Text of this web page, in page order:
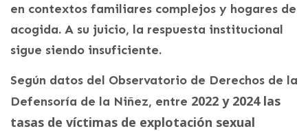
en contextos familiares complejos y hogares de
acogida. A su juicio, la respuesta institucional
sigue siendo insuficiente.
Según datos del Observatorio de Derechos de la
Defensoría de la Niñez, entre 2022 y 2024 las
tasas de víctimas de explotación sexual